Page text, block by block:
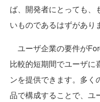
ば、開発者にとっても、
いものであるはずがあり
ユーザ企業の要件が
比較的短期間でユーザに
ンを提供できます。多く
品で構成することで、ユ